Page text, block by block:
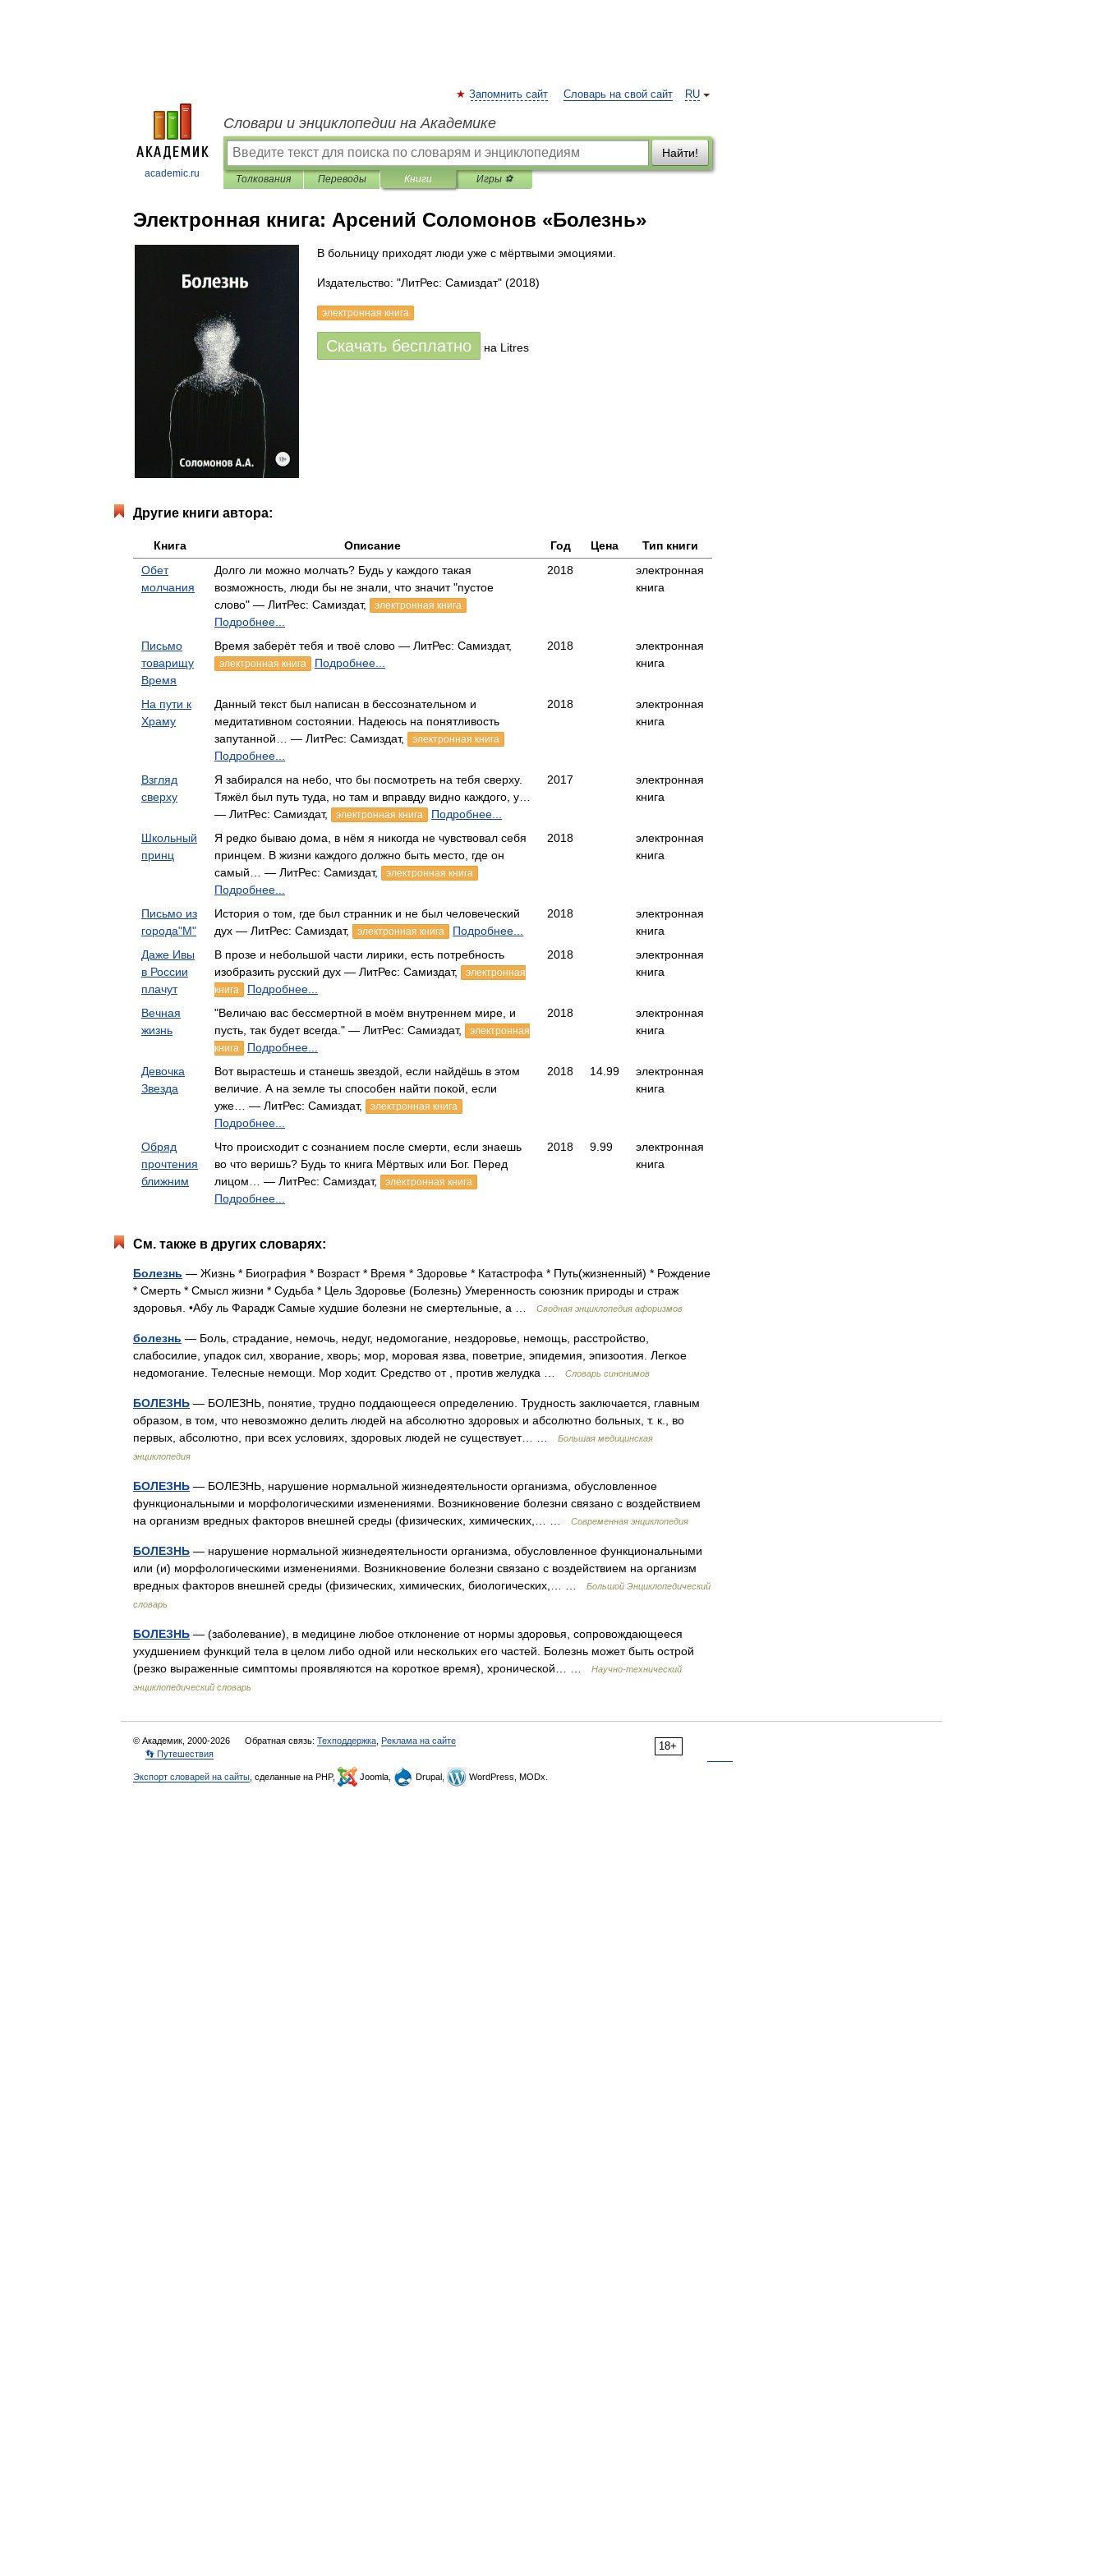
academic.ru
RU
Запомнить сайт Словарь на свой сайт
Словари и энциклопедии на Академике
Найти!
Толкования Переводы Книги Игры ⚽
Электронная книга: Арсений Соломонов «Болезнь»
В больницу приходят люди уже с мёртвыми эмоциями.
Издательство: "ЛитРес: Самиздат" (2018)
электронная книга
Скачать бесплатно на Litres
Другие книги автора:
Книга Описание Год Цена
Тип книги
Обет
молчания
Долго ли можно молчать? Будь у каждого такая
возможность, люди бы не знали, что значит "пустое
слово" — ЛитРес: Самиздат,
электронная книга
Подробнее...
2018
электронная
книга
Письмо
товарищу
Время
Время заберёт тебя и твоё слово — ЛитРес: Самиздат,
электронная книга Подробнее...
2018
электронная
книга
На пути к
Храму
Данный текст был написан в бессознательном и
медитативном состоянии. Надеюсь на понятливость
запутанной… — ЛитРес: Самиздат,
электронная книга
Подробнее...
2018
электронная
книга
Взгляд
сверху
Я забирался на небо, что бы посмотреть на тебя сверху.
Тяжёл был путь туда, но там и вправду видно каждого, у…
— ЛитРес: Самиздат,
электронная книга Подробнее...
2017
электронная
книга
Школьный
принц
Я редко бываю дома, в нём я никогда не чувствовал себя
принцем. В жизни каждого должно быть место, где он
самый… — ЛитРес: Самиздат,
электронная книга
Подробнее...
2018
электронная
книга
Письмо из
города"М"
История о том, где был странник и не был человеческий
дух — ЛитРес: Самиздат,
электронная книга Подробнее...
2018
электронная
книга
Даже Ивы
в России
плачут
В прозе и небольшой части лирики, есть потребность
изобразить русский дух — ЛитРес: Самиздат,
электронная
книга
Подробнее...
2018
электронная
книга
Вечная
жизнь
"Величаю вас бессмертной в моём внутреннем мире, и
пусть, так будет всегда." — ЛитРес: Самиздат,
электронная
книга
Подробнее...
2018
электронная
книга
Девочка
Звезда
Вот вырастешь и станешь звездой, если найдёшь в этом
величие. А на земле ты способен найти покой, если
уже… — ЛитРес: Самиздат,
электронная книга
Подробнее...
2018 14.99
электронная
книга
Обряд
прочтения
ближним
Что происходит с сознанием после смерти, если знаешь
во что веришь? Будь то книга Мёртвых или Бог. Перед
лицом… — ЛитРес: Самиздат,
электронная книга
Подробнее...
2018 9.99
электронная
книга
См. также в других словарях:
Болезнь — Жизнь * Биография * Возраст * Время * Здоровье * Катастрофа * Путь(жизненный) * Рождение
* Смерть * Смысл жизни * Судьба * Цель Здоровье (Болезнь) Умеренность союзник природы и страж
здоровья. •Абу ль Фарадж Самые худшие болезни не смертельные, а …
Сводная энциклопедия афоризмов
болезнь — Боль, страдание, немочь, недуг, недомогание, нездоровье, немощь, расстройство,
слабосилие, упадок сил, хворание, хворь; мор, моровая язва, поветрие, эпидемия, эпизоотия. Легкое
недомогание. Телесные немощи. Мор ходит. Средство от , против желудка …
Словарь синонимов
БОЛЕЗНЬ — БОЛЕЗНЬ, понятие, трудно поддающееся определению. Трудность заключается, главным
образом, в том, что невозможно делить людей на абсолютно здоровых и абсолютно больных, т. к., во
первых, абсолютно, при всех условиях, здоровых людей не существует… …
Большая медицинская
энциклопедия
БОЛЕЗНЬ — БОЛЕЗНЬ, нарушение нормальной жизнедеятельности организма, обусловленное
функциональными и морфологическими изменениями. Возникновение болезни связано с воздействием
на организм вредных факторов внешней среды (физических, химических,… …
Современная энциклопедия
БОЛЕЗНЬ — нарушение нормальной жизнедеятельности организма, обусловленное функциональными
или (и) морфологическими изменениями. Возникновение болезни связано с воздействием на организм
вредных факторов внешней среды (физических, химических, биологических,… …
Большой Энциклопедический
словарь
БОЛЕЗНЬ — (заболевание), в медицине любое отклонение от нормы здоровья, сопровождающееся
ухудшением функций тела в целом либо одной или нескольких его частей. Болезнь может быть острой
(резко выраженные симптомы проявляются на короткое время), хронической… …
Научно-технический
энциклопедический словарь
18+
© Академик, 2000-2026 Обратная связь: Техподдержка Реклама на сайте
👣 Путешествия
Экспорт словарей на сайты , сделанные на PHP, Joomla, Drupal, WordPress, MODx.